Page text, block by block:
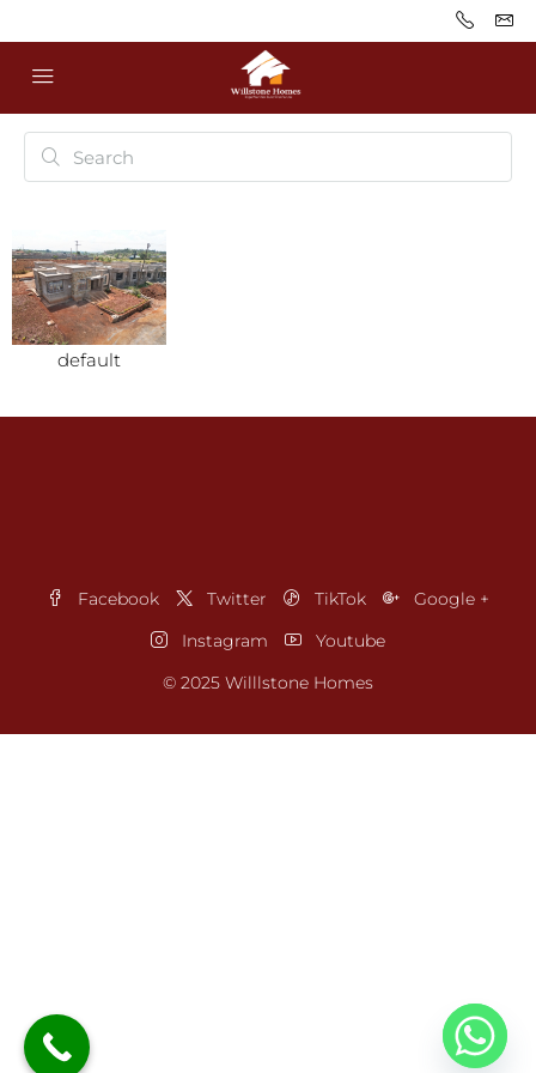
default
Facebook Twitter TikTok
Google +
Instagram
Youtube
© 2025 Willlstone Homes